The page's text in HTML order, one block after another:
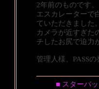
2年前のものです。
エスカレーターで
ていただきました。
カメラが近すぎた
チしたお尻で迫力
管理人様、PASS
■ スターバ